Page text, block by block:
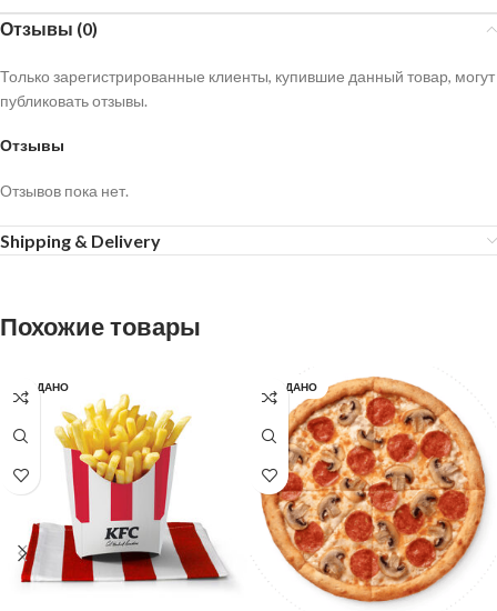
Отзывы (0)
Отзывы
Отзывов пока нет.
Только зарегистрированные клиенты, купившие данный товар, могут
публиковать отзывы.
Shipping & Delivery
Похожие товары
ПРОДАНО ПРОДАНО